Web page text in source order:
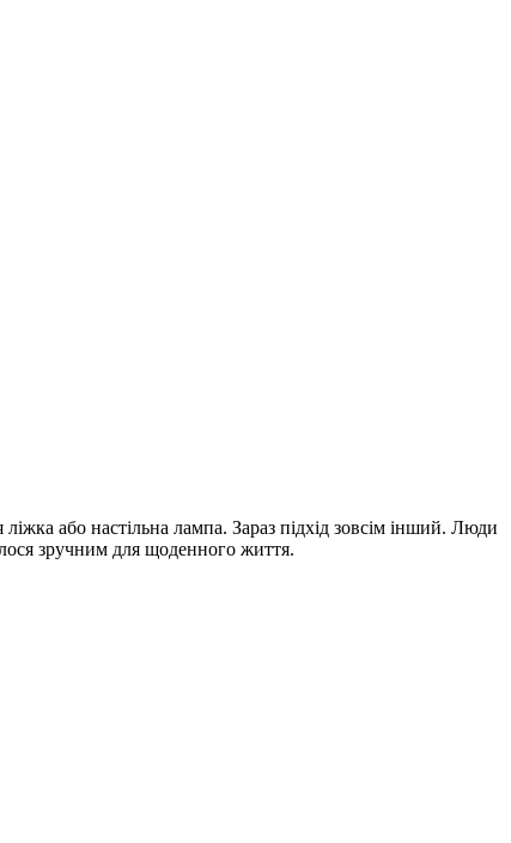
або настільна лампа. Зараз підхід зовсім інший. Люди
зручним для щоденного життя.